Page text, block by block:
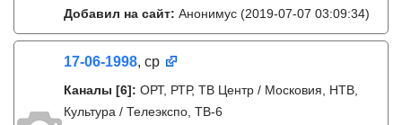
Добавил на сайт: Анонимус (2019-07-07 03:09:34)
17-06-1998, ср
Каналы [6]: ОРТ, РТР, ТВ Центр / Московия, НТВ,
Культура / Телеэкспо, ТВ-6